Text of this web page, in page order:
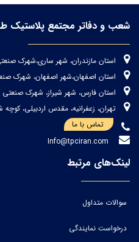
شعب و دفاتر مجتمع پلاستیک
استان مازندران، شهر ساری،شهرک
استان اصفهان،شهر اصفهان، شهرک
استان فارس، شهر شیراز، شهرک صنعتی
تهران، زعفرانیه، مقدس اردبیلی، کوچه شیرین،
تماس با ما
لینک‌های مرتبط
سوالات متداول
درخواست نمایندگی